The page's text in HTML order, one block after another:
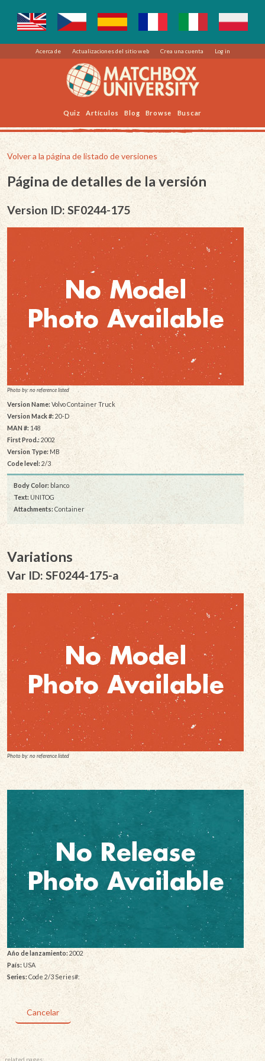
Acerca de Actualizaciones del sitio web Crea una cuenta Log in
Quiz Artículos Blog Browse Buscar
Volver a la página de listado de versiones
Página de detalles de la versión
Version ID: SF0244-175
Photo by: no reference listed
Version Name:Volvo Container Truck
Version Mack #: 20-D
MAN #:148
First Prod.: 2002
Version Type:MB
Code level: 2/3
Body Color: blanco
Text: UNITOG
Attachments: Container
Variations
Var ID: SF0244-175-a
Photo by: no reference listed
Año de lanzamiento: 2002
País:USA
Series:Code 2/3 Series#:
Cancelar
related pages: